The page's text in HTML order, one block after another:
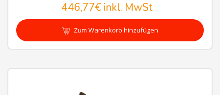
446,77€inkl. MwSt
Zum Warenkorb hinzufügen